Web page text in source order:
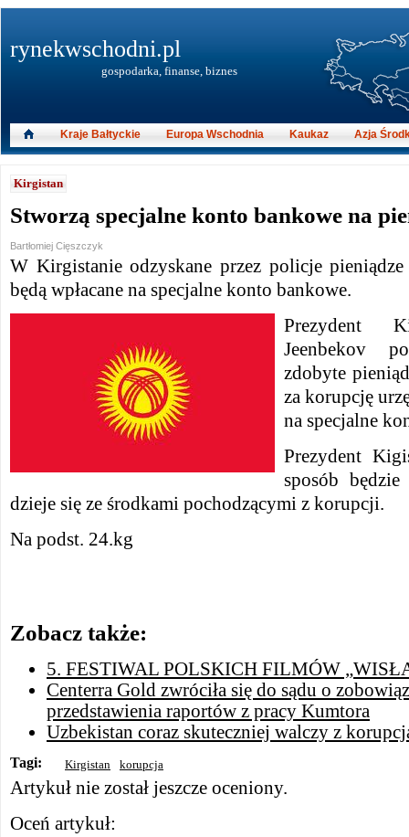
Kirgistan
Stworzą specjalne konto bankowe na
Bartłomiej Cięszczyk
W Kirgistanie odzyskane przez policje
będą wpłacane na specjalne konto bankowe.
Prezydent
Jeenbekov
zdobyte
za korupcję
na specjalne
Prezydent
sposób
dzieje się ze środkami pochodzącymi z korupcji.
Na podst. 24.kg
Zobacz także:
5. FESTIWAL POLSKICH FILMÓW
Centerra Gold zwróciła się do sądu o
przedstawienia raportów z pracy Kumtora
Uzbekistan coraz skuteczniej walczy z
Tagi: Kirgistan korupcja
Artykuł nie został jeszcze oceniony.
Oceń artykuł:
rynekwschodni.pl
gospodarka, finanse, biznes
Kraje Bałtyckie Europa Wschodnia Kaukaz Azja